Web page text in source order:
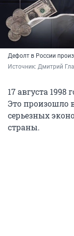
Дефолт в России
Источник: Дмитрий
17 августа
Это произошло
серьезных
страны.